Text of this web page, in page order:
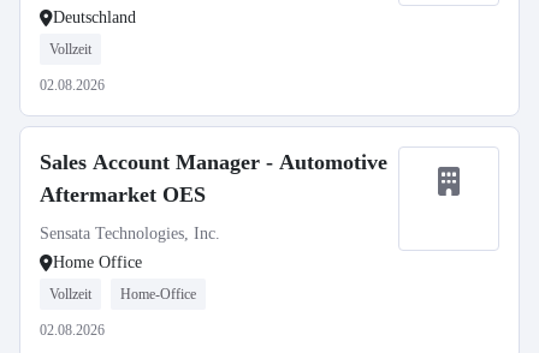
Deutschland
Vollzeit
02.08.2026
Sales Account Manager - Automotive
Aftermarket OES
Sensata Technologies, Inc.
Home Office
Vollzeit Home-Office
02.08.2026